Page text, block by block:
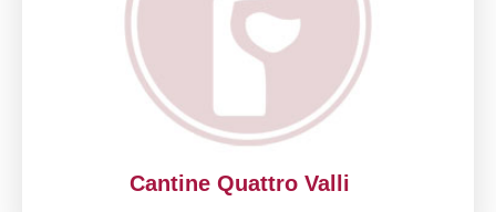
Cantine Quattro Valli